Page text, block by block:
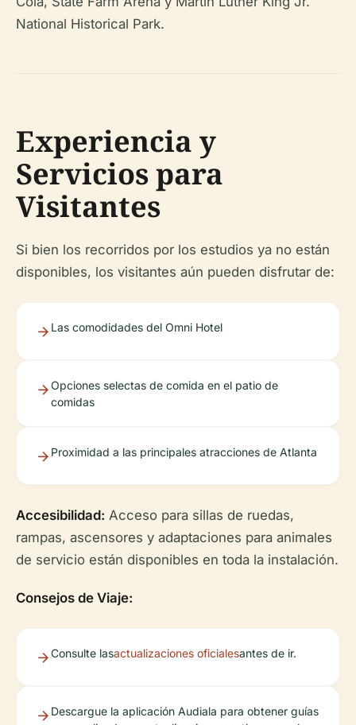
National Historical Park.
Experiencia y
Servicios para
Visitantes
Si bien los recorridos por los estudios ya no están
disponibles, los visitantes aún pueden disfrutar de:
Las comodidades del Omni Hotel
Opciones selectas de comida en el patio de
comidas
Proximidad a las principales atracciones de Atlanta
Accesibilidad: Acceso para sillas de ruedas,
rampas, ascensores y adaptaciones para animales
de servicio están disponibles en toda la instalación.
Consejos de Viaje:
Consulte lasactualizaciones oficialesantes de ir.
Descargue la aplicación Audiala para obtener guías